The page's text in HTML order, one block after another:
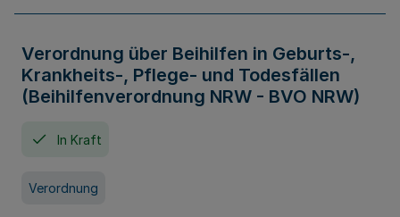
Verordnung über Beihilfen in Geburts-,
Krankheits-, Pflege- und Todesfällen
(Beihilfenverordnung NRW - BVO NRW)
In Kraft
Verordnung